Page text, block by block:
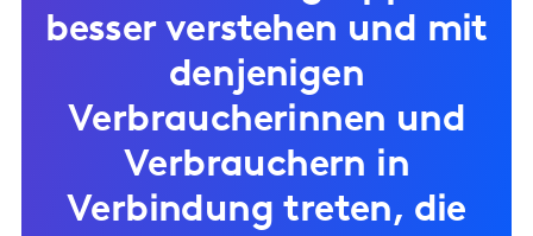
besser verstehen und mit
denjenigen
Verbraucherinnen und
Verbrauchern in
Verbindung treten, die